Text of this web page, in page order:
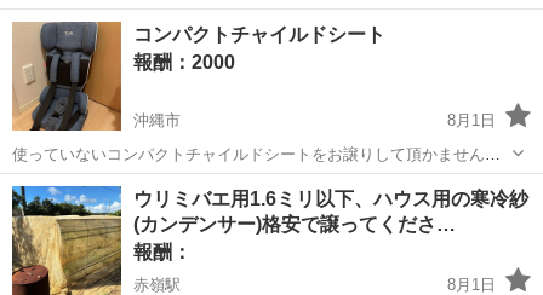
ラックビキニver.―
沖縄 浦添市 てだこ浦西駅 買いたい/ください
コンパクトチャイルドシート
報酬：2000
沖縄市
8月1日
使っていないコンパクトチャイルドシートをお譲りして頂かませんで
しょうか？ 保育園をしていて、園児を送迎時や園外保育で車に乗せる
ことがあり、必要です。 できるだけ、お安く譲って頂けると助かりま
す。 宜しくお願いします🤲
沖縄 沖縄市 買いたい/ください 保育園
ウリミバエ用1.6ミリ以下、ハウス用の寒冷紗
(カンデンサー)格安で譲ってくださ…
報酬：
赤嶺駅
8月1日